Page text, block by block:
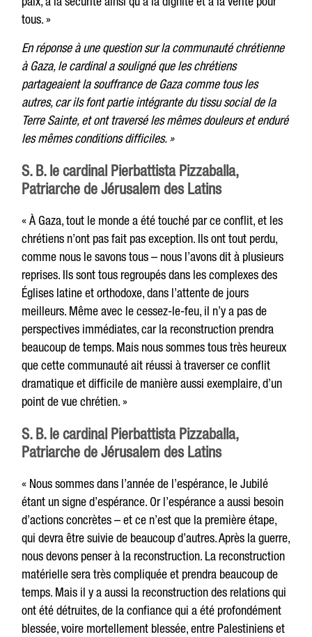
tous. »
En réponse à une question sur la communauté chrétienne
à Gaza, le cardinal a souligné que les chrétiens
partageaient la souffrance de Gaza comme tous les
autres, car ils font partie intégrante du tissu social de la
Terre Sainte, et ont traversé les mêmes douleurs et enduré
les mêmes conditions difficiles. »
S. B. le cardinal Pierbattista Pizzaballa,
Patriarche de Jérusalem des Latins
« À Gaza, tout le monde a été touché par ce conflit, et les
chrétiens n’ont pas fait pas exception. Ils ont tout perdu,
comme nous le savons tous – nous l’avons dit à plusieurs
reprises. Ils sont tous regroupés dans les complexes des
Églises latine et orthodoxe, dans l’attente de jours
meilleurs. Même avec le cessez-le-feu, il n’y a pas de
perspectives immédiates, car la reconstruction prendra
beaucoup de temps. Mais nous sommes tous très heureux
que cette communauté ait réussi à traverser ce conflit
dramatique et difficile de manière aussi exemplaire, d’un
point de vue chrétien. »
S. B. le cardinal Pierbattista Pizzaballa,
Patriarche de Jérusalem des Latins
« Nous sommes dans l’année de l’espérance, le Jubilé
étant un signe d’espérance. Or l’espérance a aussi besoin
d’actions concrètes – et ce n’est que la première étape,
qui devra être suivie de beaucoup d’autres. Après la guerre,
nous devons penser à la reconstruction. La reconstruction
matérielle sera très compliquée et prendra beaucoup de
temps. Mais il y a aussi la reconstruction des relations qui
ont été détruites, de la confiance qui a été profondément
blessée, voire mortellement blessée, entre Palestiniens et